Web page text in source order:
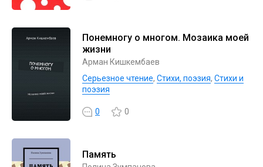
Понемногу о многом. Мозаика моей
жизни
Арман Кишкембаев
Серьезное чтение, Cтихи, поэзия, Стихи и
поэзия
0 0
Память